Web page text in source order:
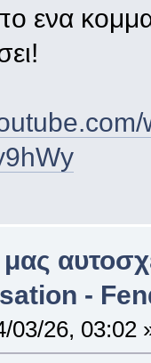
ενα
μας
-
03/26, 03:02